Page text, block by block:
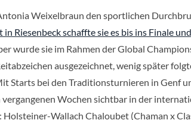
Weixelbraun den sportlichen
Riesenbeck schaffte sie es bis ins Finale
wurde sie im Rahmen der Global
ausgezeichnet, wenig später
Starts bei den Traditionsturnieren in Genf
Wochen sichtbar in der
Holsteiner-Wallach Chaloubet (Chaman x